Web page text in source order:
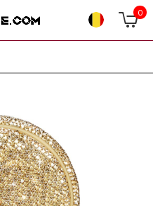
0